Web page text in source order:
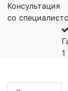
Консультация
со
1